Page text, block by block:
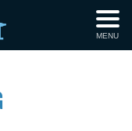
MENU